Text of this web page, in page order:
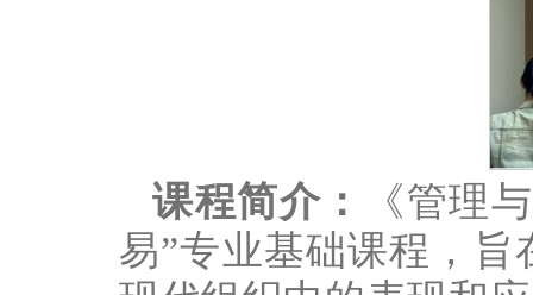
课程简介：
《管理
易”专业基础课程，